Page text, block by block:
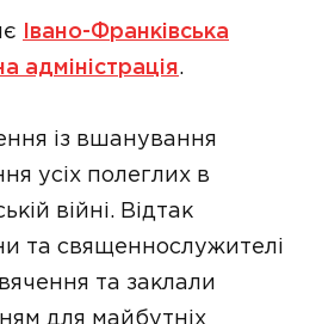
Івано-Франківська
адміністрація.
із вшанування
усіх полеглих в
війні. Відтак
та священнослужителі
та заклали
для майбутніх